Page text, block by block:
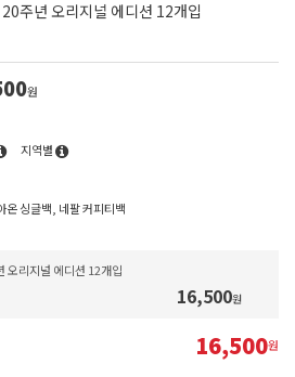
주년 오리지널 에디션 12개입
원
지역별
온 싱글백, 네팔 커피티백
오리지널 에디션 12개입
16,500원
16,500원